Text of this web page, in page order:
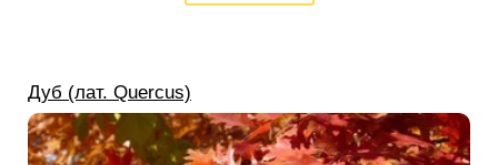
Дуб (лат. Quercus)